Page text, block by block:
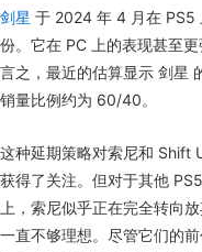
剑星 于 2024 年 4 月在 PS5
份。它在 PC 上的表现甚至
言之，最近的估算显示 剑星
销量比例约为 60/40。
这种延期策略对索尼和 Shift
获得了关注。但对于其他
上，索尼似乎正在完全转向
一直不够理想。尽管它们的